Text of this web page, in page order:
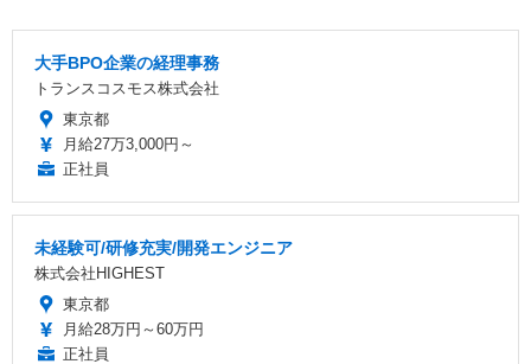
大手BPO企業の経理事務
トランスコスモス株式会社
東京都
月給27万3,000円～
正社員
未経験可/研修充実/開発エンジニア
株式会社HIGHEST
東京都
月給28万円～60万円
正社員